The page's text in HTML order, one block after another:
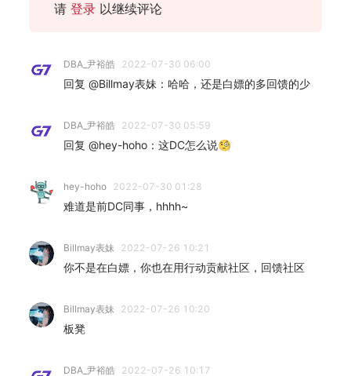
请 登录 以继续评论
DBA_尹裕皓 2022-07-30 06:00
回复 @Billmay表妹：哈哈，还是白嫖的多回馈的少
DBA_尹裕皓 2022-07-30 05:59
回复 @hey-hoho：这DC怎么说🧐
hey-hoho 2022-07-30 01:28
难道是前DC同事，hhhh~
Billmay表妹 2022-07-26 10:21
你不是在白嫖，你也在用行动贡献社区，回馈社区
Billmay表妹 2022-07-26 10:20
板凳
DBA_尹裕皓 2022-07-26 10:17